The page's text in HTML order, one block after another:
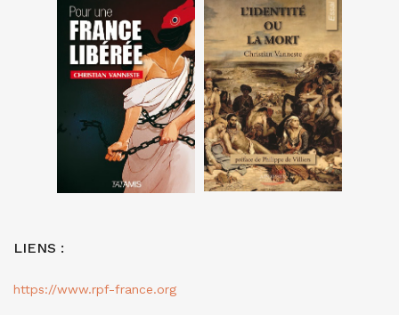
LIENS :
https://www.rpf-france.org